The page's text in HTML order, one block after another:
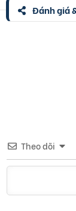
Đánh giá
Theo dõi